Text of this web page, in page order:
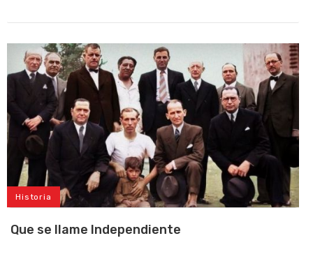
Historia
Que se llame Independiente